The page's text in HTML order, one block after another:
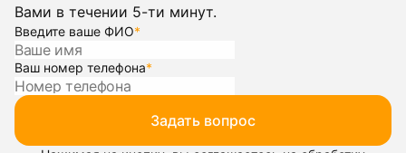
Вами в течении 5-ти минут.
Введите ваше ФИО*
Ваш номер телефона*
Задать вопрос